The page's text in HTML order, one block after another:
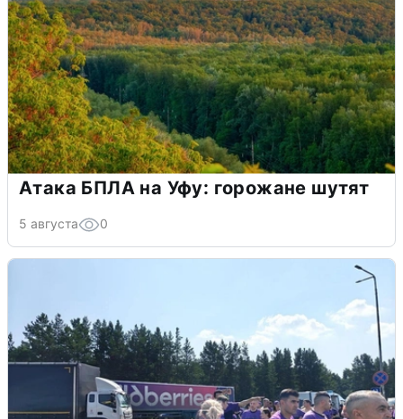
Атака БПЛА на Уфу: горожане шутят
5 августа 0